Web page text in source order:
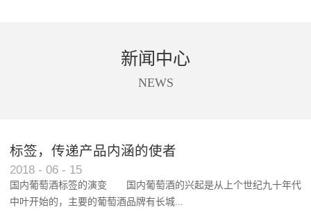
新闻中心
NEWS
标签，传递产品内涵的使者
2018 - 06 - 15
国内葡萄酒标签的演变 国内葡萄酒的兴起是从上个世纪九十年代
中叶开始的，主要的葡萄酒品牌有长城...